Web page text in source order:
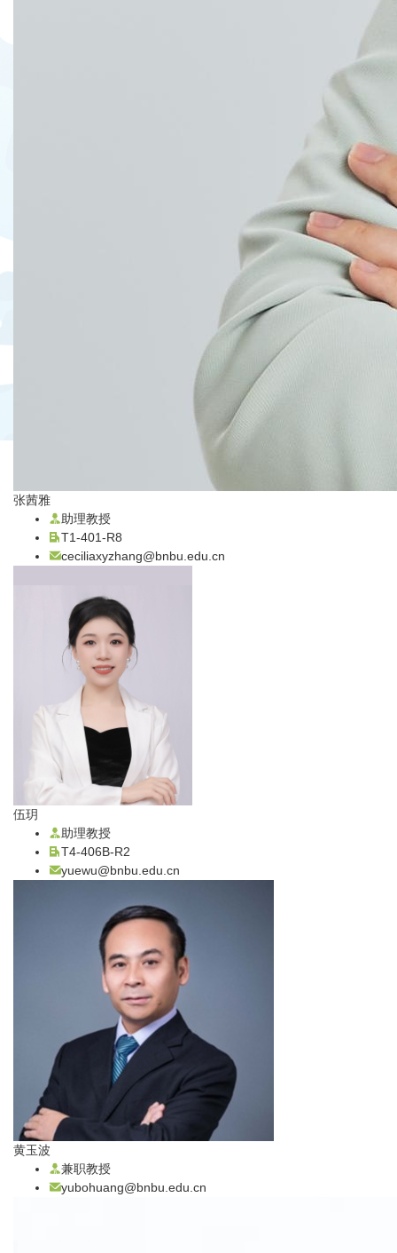
张茜雅
助理教授
T1-401-R8
ceciliaxyzhang@bnbu.edu.cn
伍玥
助理教授
T4-406B-R2
yuewu@bnbu.edu.cn
黄玉波
兼职教授
yubohuang@bnbu.edu.cn